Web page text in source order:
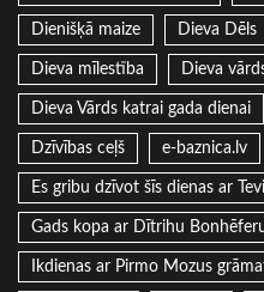
Dienišķā maize Dieva Dēls
Dieva mīlestība Dieva
Dieva Vārds katrai gada dienai
Dzīvības ceļš e-baznica.lv
Es gribu dzīvot šīs dienas ar Tevi
Gads kopa ar Dītrihu
Ikdienas ar Pirmo Mozus